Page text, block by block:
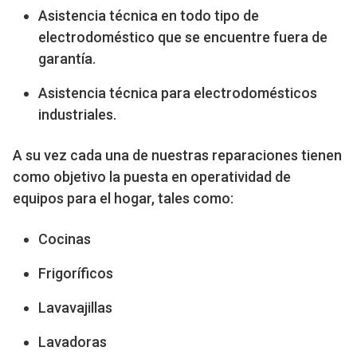
Asistencia técnica en todo tipo de
electrodoméstico que se encuentre fuera de
garantía.
Asistencia técnica para electrodomésticos
industriales.
A su vez cada una de nuestras reparaciones tienen
como objetivo la puesta en operatividad de
equipos para el hogar, tales como:
Cocinas
Frigoríficos
Lavavajillas
Lavadoras